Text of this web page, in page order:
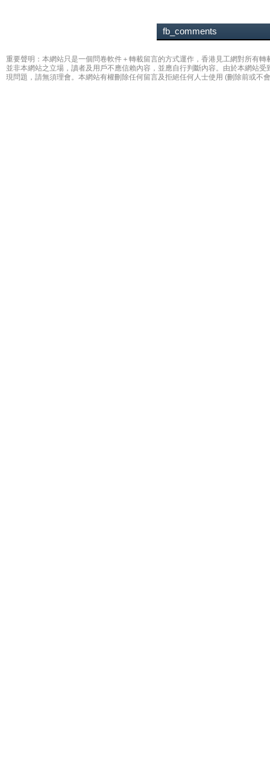
fb_comments
重要聲明：本網站只是一個問卷軟件＋轉載留言的方式運作，香港見工網對所有
並非本網站之立場，讀者及用戶不應信賴內容，並應自行判斷內容。由於本網站
現問題，請無須理會。本網站有權刪除任何留言及拒絕任何人士使用 (刪除前或